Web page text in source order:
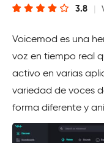
3.8
Voicemod es una
voz en tiempo real
activo en varias
variedad de voces
forma diferente y